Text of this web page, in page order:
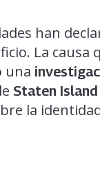
han
La causa
una
Staten Island
la